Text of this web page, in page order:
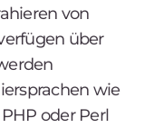
von
über
wie
oder Perl